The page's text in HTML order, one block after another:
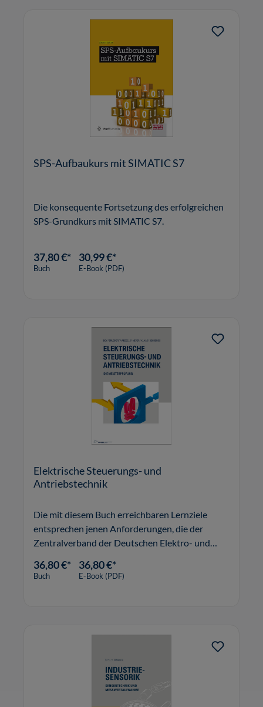
SPS-Aufbaukurs mit SIMATIC S7
Die konsequente Fortsetzung des erfolgreichen
SPS-Grundkurs mit SIMATIC S7.
37,80 €*
Buch
30,99 €*
E-Book (PDF)
Elektrische Steuerungs- und
Antriebstechnik
Die mit diesem Buch erreichbaren Lernziele
entsprechen jenen Anforderungen, die der
Zentralverband der Deutschen Elektro- und
die Meisterprüfung im Elektrotechniker- bzw.
36,80 €*
Buch
36,80 €*
E-Book (PDF)